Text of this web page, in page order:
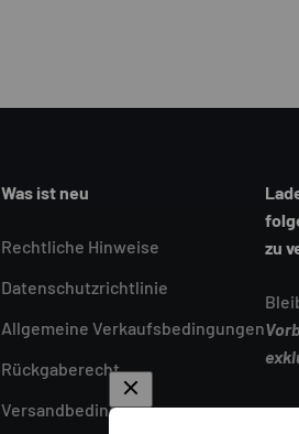
Was ist neu
Rechtliche Hinweise
Datenschutzrichtlinie
Allgemeine Verkaufsbedingungen
Rückgaberecht
Versandbedingungen
zu